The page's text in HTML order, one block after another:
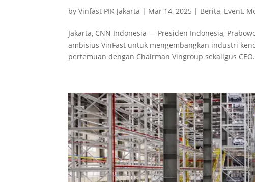
byVinfast PIK Jakarta | Mar 14, 2025 | Berita, Event,
Jakarta, CNN Indonesia — Presiden Indonesia,
ambisius VinFast untuk mengembangkan industri
pertemuan dengan Chairman Vingroup sekaligus